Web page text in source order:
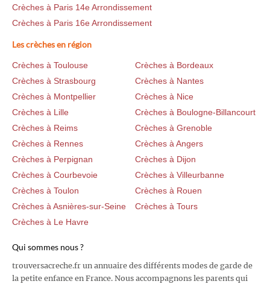
Crèches à Paris 14e Arrondissement
Crèches à Paris 16e Arrondissement
Les crèches en région
Crèches à Toulouse
Crèches à Bordeaux
Crèches à Strasbourg
Crèches à Nantes
Crèches à Montpellier
Crèches à Nice
Crèches à Lille
Crèches à Boulogne-Billancourt
Crèches à Reims
Crèches à Grenoble
Crèches à Rennes
Crèches à Angers
Crèches à Perpignan
Crèches à Dijon
Crèches à Courbevoie
Crèches à Villeurbanne
Crèches à Toulon
Crèches à Rouen
Crèches à Asnières-sur-Seine
Crèches à Tours
Crèches à Le Havre
Qui sommes nous ?
trouversacreche.fr un annuaire des différents modes de garde de
la petite enfance en France. Nous accompagnons les parents qui